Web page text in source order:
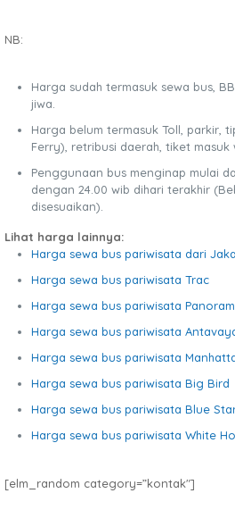
NB:
Harga sudah termasuk sewa bus,
jiwa.
Harga belum termasuk Toll, parkir,
Ferry), retribusi daerah, tiket masuk
Penggunaan bus menginap mulai
dengan 24.00 wib dihari terakhir
disesuaikan).
Lihat harga lainnya:
Harga sewa bus pariwisata dari
Harga sewa bus pariwisata Trac
Harga sewa bus pariwisata
Harga sewa bus pariwisata
Harga sewa bus pariwisata
Harga sewa bus pariwisata Big Bird
Harga sewa bus pariwisata Blue
Harga sewa bus pariwisata White
[elm_random category=”kontak″]